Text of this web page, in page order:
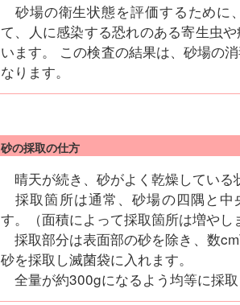
砂場の衛生状態を評価するために
て、人に感染する恐れのある寄生虫
います。 この検査の結果は、砂場の
なります。
砂の採取の仕方
晴天が続き、砂がよく乾燥している
採取箇所は通常、砂場の四隅と
す。（面積によって採取箇所は増やし
採取部分は表面部の砂を除き、数
砂を採取し滅菌袋に入れます。
全量が約300gになるよう均等に採